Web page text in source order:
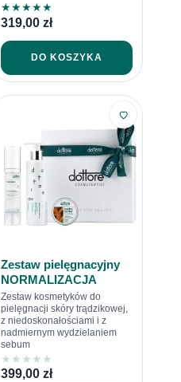
★★★★★
319,00 zł
DO KOSZYKA
Zestaw pielęgnacyjny
NORMALIZACJA
Zestaw kosmetyków do
pielęgnacji skóry trądzikowej,
z niedoskonałościami i z
nadmiernym wydzielaniem
sebum
★ ★ ★ ★ ★
399,00 zł